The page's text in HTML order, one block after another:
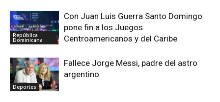
República
Dominicana
Con Juan Luis Guerra Santo Domingo
pone fin a los Juegos
Centroamericanos y del Caribe
Deportes
Fallece Jorge Messi, padre del astro
argentino